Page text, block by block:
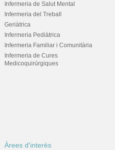
Infermeria de Salut Mental
Infermeria del Treball
Geriàtrica
Infermeria Pediàtrica
Infermeria Familiar i Comunitària
Infermeria de Cures
Medicoquirúrgiques
Àrees d'interès